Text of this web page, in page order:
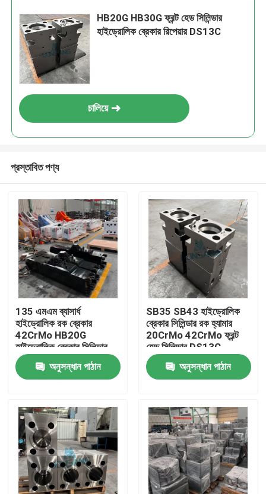
বাড়ি
পণ্য
VR প্রদর্শন
HB20G HB30G ফ্রন্ট হেড সিলিন্ডার
হাইড্রোলিক ব্রেকার রিপেয়ার DS13C
চালিয়ে
প্রস্তাবিত পণ্য
135 এমএম ব্যাসার্ধ
হাইড্রোলিক রক ব্রেকার
42CrMo HB20G
হাইড্রোলিক ব্রেকার সিলিন্ডার
রক DS13C হ্যামার রিপ্লেস
পার্টস
অনুসন্ধান পাঠান
SB35 SB43 হাইড্রোলিক
ব্রেকার সিলিন্ডার রক হ্যামার
20CrMo 42CrMo ফ্রন্ট
হেড সিলিন্ডার DS13C
অনুসন্ধান পাঠান